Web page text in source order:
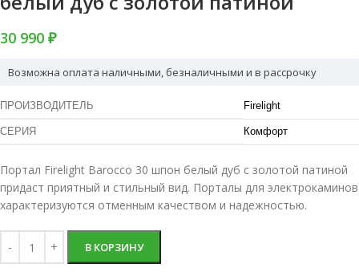
30 990 ₽
Возможна оплата наличными, безналичными и в рассрочку
ПРОИЗВОДИТЕЛЬ Firelight
СЕРИЯ Комфорт
Портал Firelight Barocco 30 шпон белый дуб с золотой патиной
придаст приятный и стильный вид. Порталы для электрокаминов
характеризуются отменным качеством и надежностью.
В КОРЗИНУ